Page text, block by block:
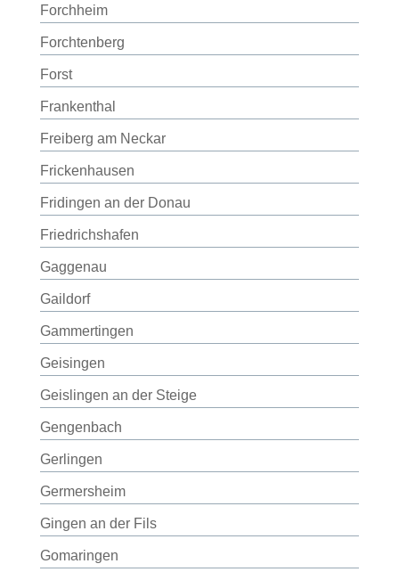
Forchheim
Forchtenberg
Forst
Frankenthal
Freiberg am Neckar
Frickenhausen
Fridingen an der Donau
Friedrichshafen
Gaggenau
Gaildorf
Gammertingen
Geisingen
Geislingen an der Steige
Gengenbach
Gerlingen
Germersheim
Gingen an der Fils
Gomaringen